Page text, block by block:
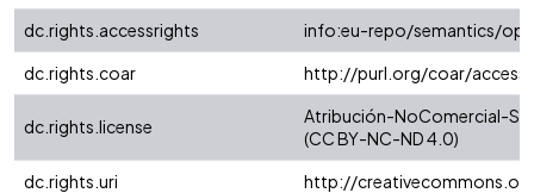
dc.rights.accessrights
info:eu-repo/semantics/
dc.rights.coar
http://purl.org/coar/
dc.rights.license
Atribución-NoComercial-
(CC BY-NC-ND 4.0)
dc.rights.uri
http://